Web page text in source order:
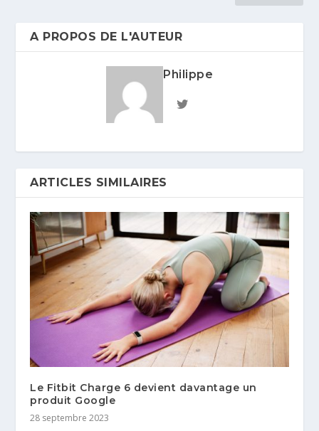
A PROPOS DE L'AUTEUR
Philippe
ARTICLES SIMILAIRES
Le Fitbit Charge 6 devient davantage un
produit Google
28 septembre 2023